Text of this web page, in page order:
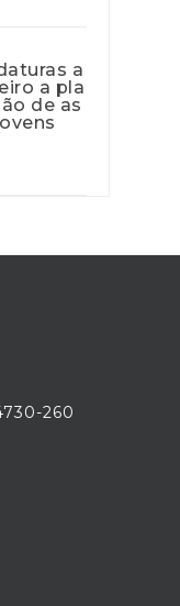
a
a pla
de as
260